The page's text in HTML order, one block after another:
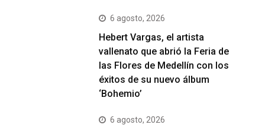
6 agosto, 2026
Hebert Vargas, el artista
vallenato que abrió la Feria de
las Flores de Medellín con los
éxitos de su nuevo álbum
‘Bohemio’
6 agosto, 2026